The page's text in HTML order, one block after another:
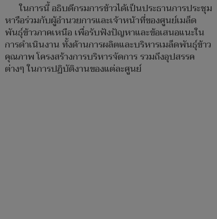
ในการนี้ อธิบดีกรมการข้าวได้เป็นประธานการประชุม
หารือร่วมกับผู้อำนวยการและเจ้าหน้าที่ของศูนย์เมล็ด
พันธุ์ข้าวภาคเหนือ เพื่อรับฟังปัญหาและข้อเสนอแนะใน
การดำเนินงาน ทั้งด้านการผลิตและบริหารเมล็ดพันธุ์ข้าว
คุณภาพ โครงสร้างการบริหารจัดการ รวมถึงอุปสรรค
ต่างๆ ในการปฏิบัติงานของแต่ละศูนย์